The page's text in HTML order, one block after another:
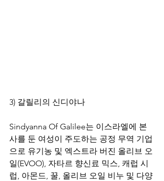
3) 갈릴리의 신디야나
Sindyanna Of Galilee는 이스라엘에 본
사를 둔 여성이 주도하는 공정 무역 기업
으로 유기농 및 엑스트라 버진 올리브 오
일(EVOO), 자타르 향신료 믹스, 캐럽 시
럽, 아몬드, 꿀, 올리브 오일 비누 및 다양